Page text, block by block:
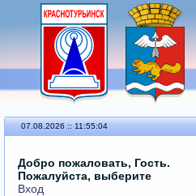
07.08.2026 :: 11:55:04
Добро пожаловать, Гость.
Пожалуйста, выберите
Вход